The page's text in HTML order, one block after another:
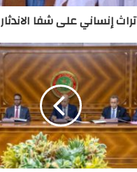
تراث إنساني على شفا الاندثار